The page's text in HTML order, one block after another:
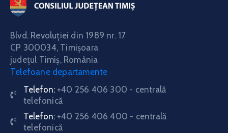
Blvd. Revoluţiei din 1989 nr. 17
CP 300034, Timişoara
judeţul Timiş, România
Telefoane departamente
Telefon: +40 256 406 300 - centrală
telefonică
Telefon: +40 256 406 400 - centrală
telefonică